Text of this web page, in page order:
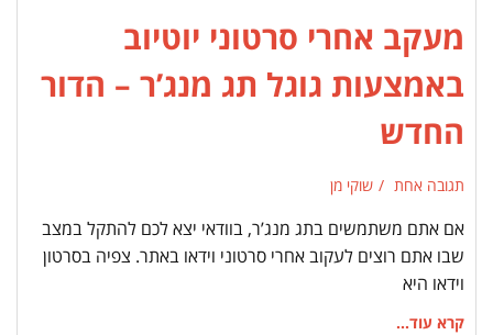
מעקב אחרי סרטוני יוטיוב
באמצעות גוגל תג מנג’ר – הדור
החדש
תגובה אחת שוקי מן
אם אתם משתמשים בתג מנג’ר, בוודאי יצא לכם להתקל במצב
שבו אתם רוצים לעקוב אחרי סרטוני וידאו באתר. צפיה בסרטון
וידאו היא
קרא עוד...